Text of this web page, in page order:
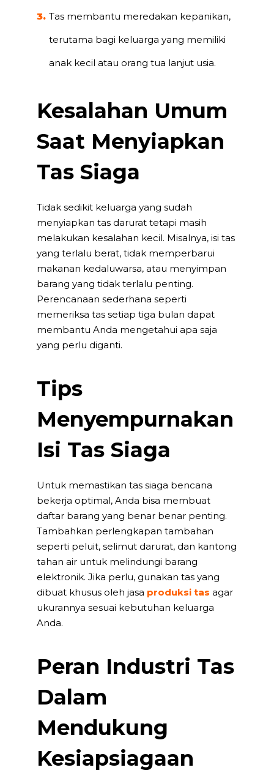
Tas membantu meredakan kepanikan,
terutama bagi keluarga yang memiliki
anak kecil atau orang tua lanjut usia.
Kesalahan Umum
Saat Menyiapkan
Tas Siaga
Tidak sedikit keluarga yang sudah
menyiapkan tas darurat tetapi masih
melakukan kesalahan kecil. Misalnya, isi tas
yang terlalu berat, tidak memperbarui
makanan kedaluwarsa, atau menyimpan
barang yang tidak terlalu penting.
Perencanaan sederhana seperti
memeriksa tas setiap tiga bulan dapat
membantu Anda mengetahui apa saja
yang perlu diganti.
Tips
Menyempurnakan
Isi Tas Siaga
Untuk memastikan tas siaga bencana
bekerja optimal, Anda bisa membuat
daftar barang yang benar benar penting.
Tambahkan perlengkapan tambahan
seperti peluit, selimut darurat, dan kantong
tahan air untuk melindungi barang
elektronik. Jika perlu, gunakan tas yang
dibuat khusus oleh jasa produksi tas agar
ukurannya sesuai kebutuhan keluarga
Anda.
Peran Industri Tas
Dalam
Mendukung
Kesiapsiagaan